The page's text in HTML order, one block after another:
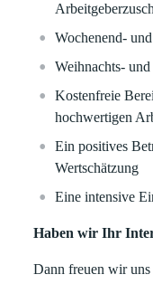
Wochenend-
Weihnachts-
Kostenfreie
hochwertigen
Ein positives
Wertschätzung
Eine intensive
Haben wir Ihr
Dann freuen wir